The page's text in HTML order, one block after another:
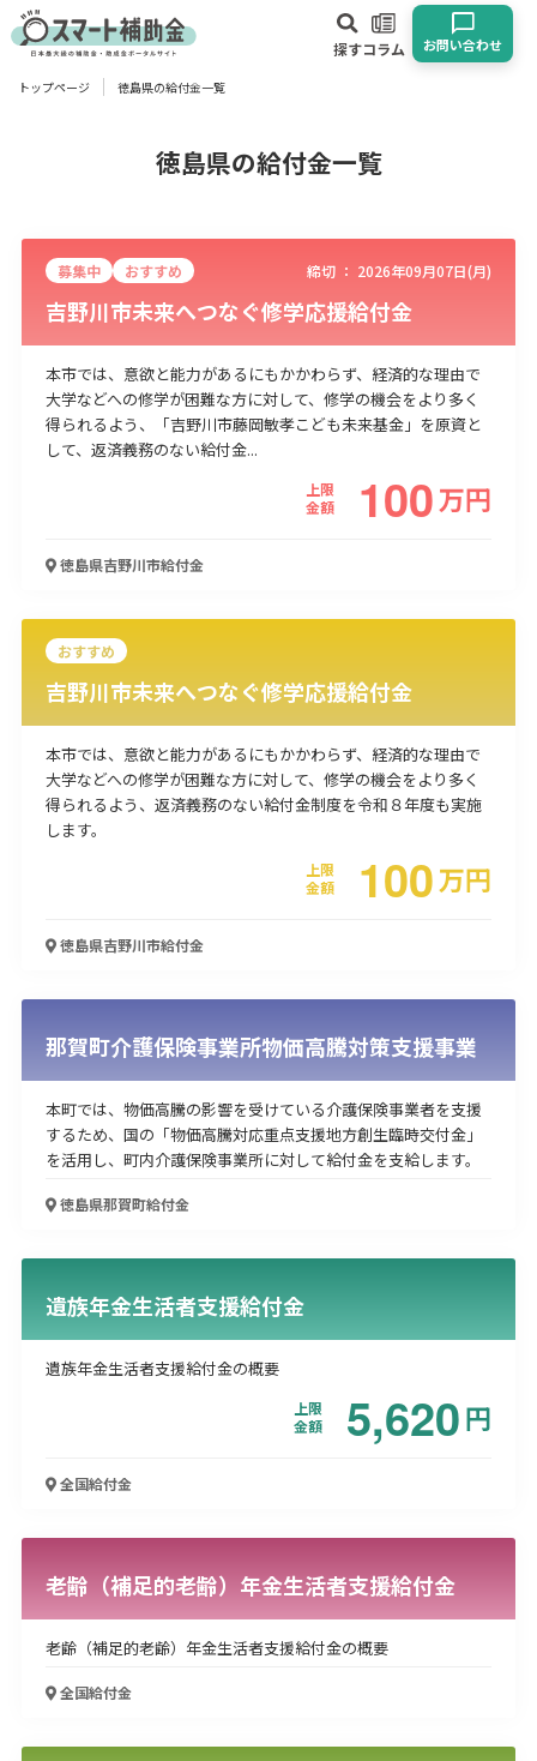
探すコラム お問い合わせ
対象
業種
物流・運輸業 製造業 情報通信業 卸売･小売業
飲食業
使い道
経営改善・経営強化 販路拡大 海外展開 設備投資
IT導入
人材採用・雇用
起業・創業
事業承継 災害・被災者支援
コロナ関連
トップページ 徳島県の給付金一覧
徳島県の給付金一覧
募集中 おすすめ 締切 ： 2026年09月07日(月)
吉野川市未来へつなぐ修学応援給付金
本市では、意欲と能力があるにもかかわらず、経済的な理由で
大学などへの修学が困難な方に対して、修学の機会をより多く
得られるよう、「吉野川市藤岡敏孝こども未来基金」を原資と
して、返済義務のない給付金...
上限
金額
100万円
徳島県吉野川市給付金
おすすめ
吉野川市未来へつなぐ修学応援給付金
本市では、意欲と能力があるにもかかわらず、経済的な理由で
大学などへの修学が困難な方に対して、修学の機会をより多く
得られるよう、返済義務のない給付金制度を令和８年度も実施
します。
上限
金額
100万円
徳島県吉野川市給付金
那賀町介護保険事業所物価高騰対策支援事業
本町では、物価高騰の影響を受けている介護保険事業者を支援
するため、国の「物価高騰対応重点支援地方創生臨時交付金」
を活用し、町内介護保険事業所に対して給付金を支給します。
徳島県那賀町給付金
遺族年金生活者支援給付金
遺族年金生活者支援給付金の概要
上限
金額
5,620円
全国給付金
老齢（補足的老齢）年金生活者支援給付金
老齢（補足的老齢）年金生活者支援給付金の概要
全国給付金